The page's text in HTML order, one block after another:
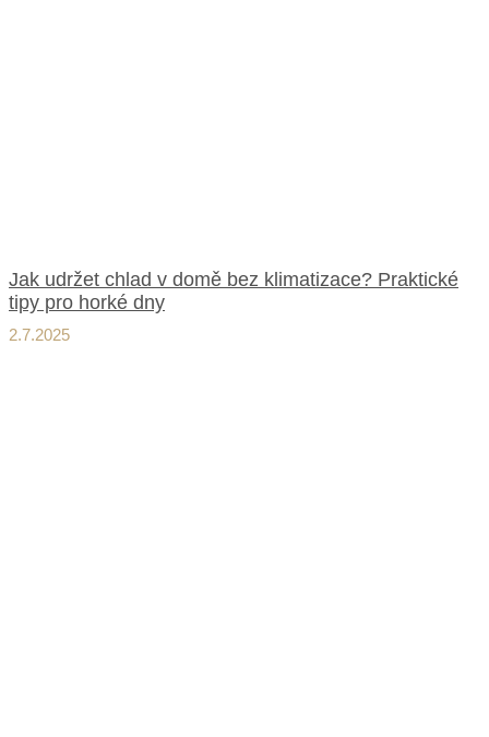
Jak udržet chlad v domě bez klimatizace? Praktické
tipy pro horké dny
2.7.2025